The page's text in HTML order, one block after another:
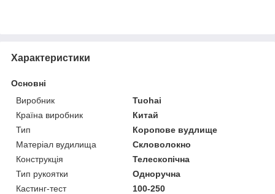
Характеристики
Основні
Виробник
Tuohai
Країна виробник
Китай
Тип
Коропове вудлище
Матеріал вудилища
Скловолокно
Конструкція
Телескопічна
Тип рукоятки
Одноручна
Кастинг-тест
100-250